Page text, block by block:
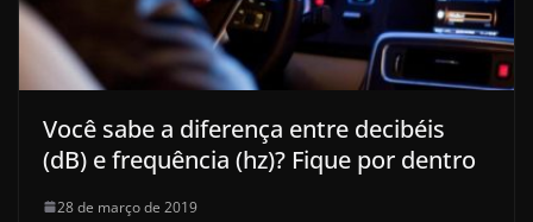
Você sabe a diferença entre decibéis
(dB) e frequência (hz)? Fique por dentro
28 de março de 2019